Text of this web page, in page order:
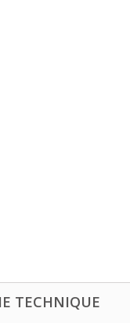
TECHNIQUE